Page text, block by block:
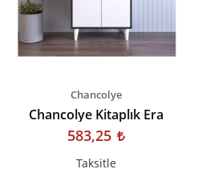
Chancolye
Chancolye Kitaplık Era
583,25
Taksitle